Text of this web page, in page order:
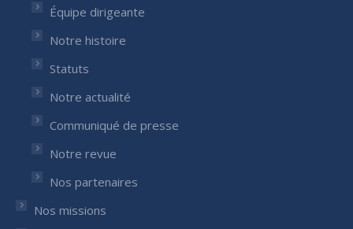
Équipe dirigeante
Notre histoire
Statuts
Notre actualité
Communiqué de presse
Notre revue
Nos partenaires
Nos missions